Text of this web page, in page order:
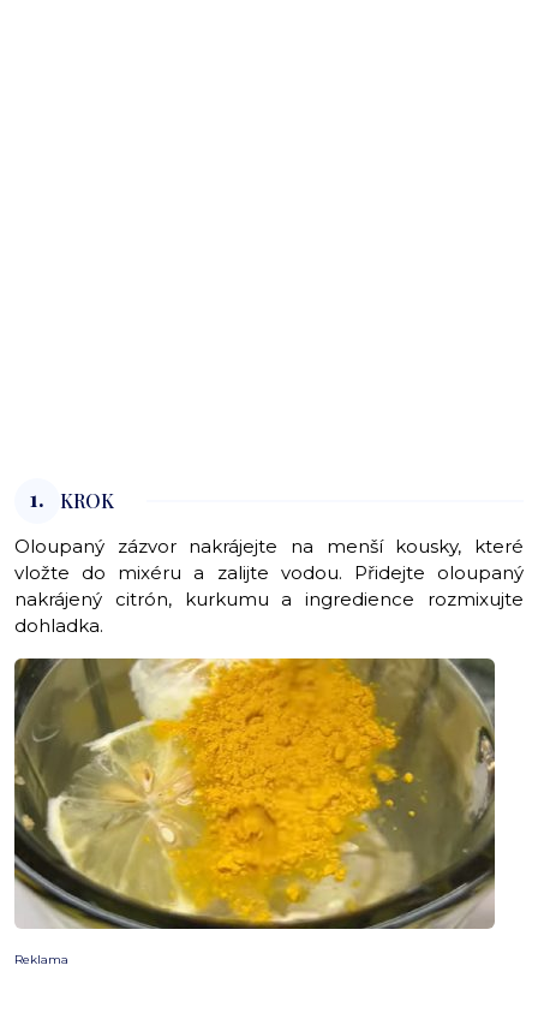
1. KROK
Oloupaný zázvor nakrájejte na menší kousky, které
vložte do mixéru a zalijte vodou. Přidejte oloupaný
nakrájený citrón, kurkumu a ingredience rozmixujte
dohladka.
Reklama